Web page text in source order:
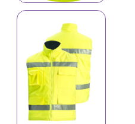
Reflektiv geyimlər